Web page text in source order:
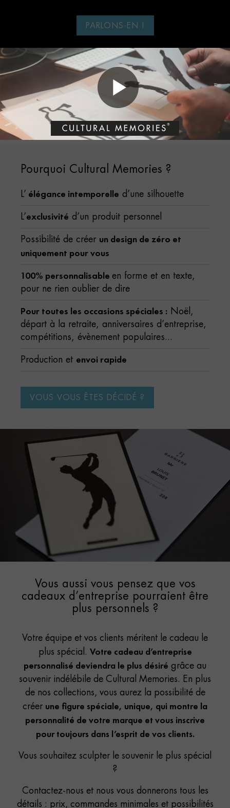
PARLONS-EN !
Pourquoi Cultural Memories ?
L’ élégance intemporelle d’une silhouette
L’exclusivité d’un produit personnel
Possibilité de créer un design de zéro et
uniquement pour vous
100% personnalisable en forme et en texte,
pour ne rien oublier de dire
Pour toutes les occasions spéciales : Noël,
départ à la retraite, anniversaires d’entreprise,
compétitions, évènement populaires...
Production et envoi rapide
VOUS VOUS ÊTES DÉCIDÉ ?
Vous aussi vous pensez que vos
cadeaux d’entreprise pourraient être
plus personnels ?
Votre équipe et vos clients méritent le cadeau le
plus spécial. Votre cadeau d’entreprise
personnalisé deviendra le plus désiré grâce au
souvenir indélébile de Cultural Memories. En plus
de nos collections, vous aurez la possibilité de
créer une figure spéciale, unique, qui montre la
personnalité de votre marque et vous inscrive
pour toujours dans l’esprit de vos clients.
Vous souhaitez sculpter le souvenir le plus spécial
?
Contactez-nous et nous vous donnerons tous les
détails : prix, commandes minimales et possibilités